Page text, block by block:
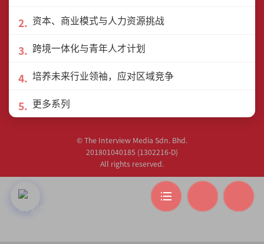
© The Interview Media Sdn. Bhd.
201801040185 (1302216­-D)
All rights reserved.
资本、商业模式与人力资源挑战
跨境一体化与青年人才计划
培养未来行业领袖，应对区域竞争
更多系列